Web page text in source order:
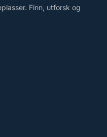
Finn, utforsk og